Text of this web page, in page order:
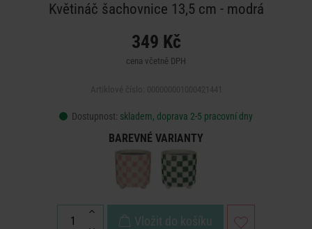
Květináč šachovnice 13,5 cm - modrá
349 Kč
cena včetně DPH
Dostupnost: skladem, doprava 2-5 pracovní dny
BAREVNÉ VARIANTY
Vložit do košíku